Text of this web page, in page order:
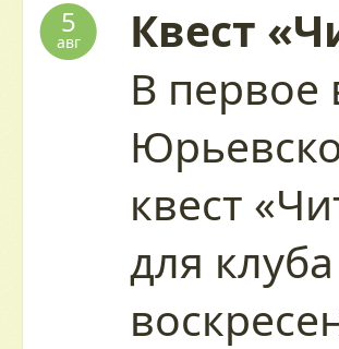
5
авг
Квест
В первое
квест
для